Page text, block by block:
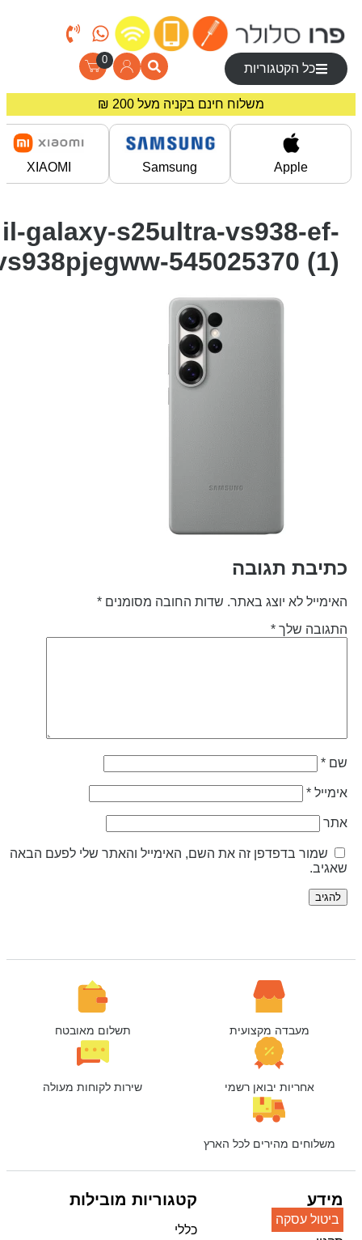
כל הקטגוריות
0
משלוח חינם בקניה מעל 200 ₪
מחירים מיוחדים לרוכשים באתר!
Apple
Samsung
XIAOMI
il-galaxy-s25ultra-vs938-ef-
vs938pjegww-545025370 (1)
תגובה
לא יוצג באתר. שדות החובה מסומנים*
שלך*
*
*
שמור בדפדפן זה את השם, האימייל והאתר שלי לפעם הבאה
מעבדה מקצועית תשלום מאובטח
אחריות יבואן רשמי שירות לקוחות מעולה
משלוחים מהירים לכל הארץ
מידע
ביטול עסקה
קטגוריות מובילות
כללי